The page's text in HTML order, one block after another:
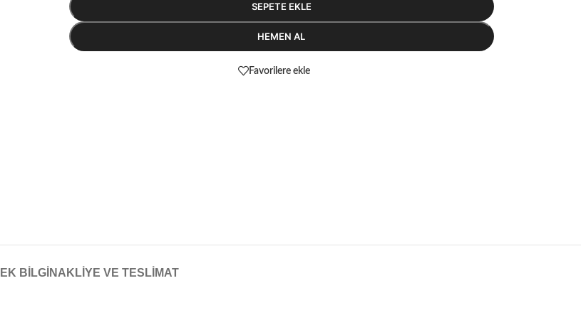
SEPETE EKLE
HEMEN AL
Favorilere ekle
EK BILGI NAKLIYE VE TESLIMAT